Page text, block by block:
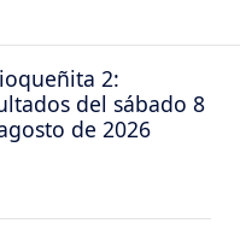
2:
del sábado 8
de 2026